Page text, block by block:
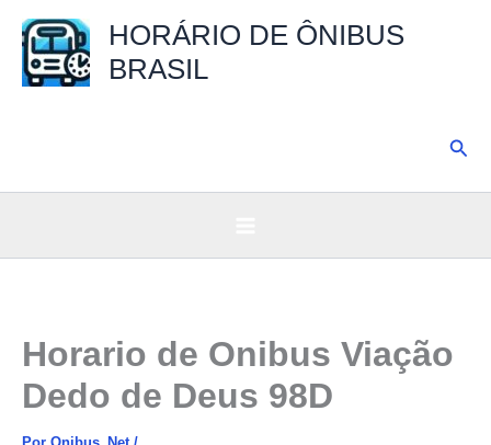
para
HORÁRIO DE ÔNIBUS
BRASIL
Horario de Onibus Viação
Dedo de Deus 98D